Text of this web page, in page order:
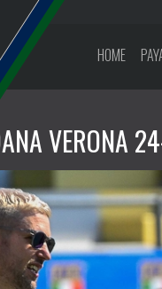
HOME
VERONA